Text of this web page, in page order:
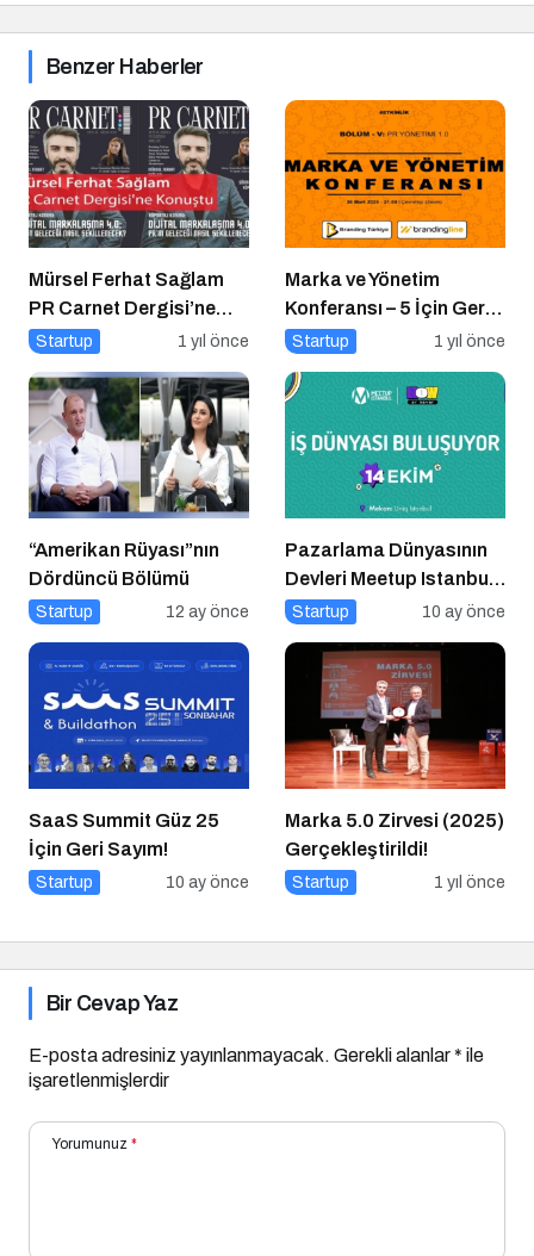
Benzer Haberler
Mürsel Ferhat Sağlam
PR Carnet Dergisi’ne
Konuştu
Startup 1 yıl önce
Marka ve Yönetim
Konferansı – 5 İçin Geri
Sayım!
Startup 1 yıl önce
“Amerikan Rüyası”nın
Dördüncü Bölümü
Startup 12 ay önce
Pazarlama Dünyasının
Devleri Meetup Istanbul
2025’te Buluşuyor
Startup 10 ay önce
SaaS Summit Güz 25
İçin Geri Sayım!
Startup 10 ay önce
Marka 5.0 Zirvesi (2025)
Gerçekleştirildi!
Startup 1 yıl önce
Bir Cevap Yaz
E-posta adresiniz yayınlanmayacak. Gerekli alanlar* ile
işaretlenmişlerdir
Yorumunuz *